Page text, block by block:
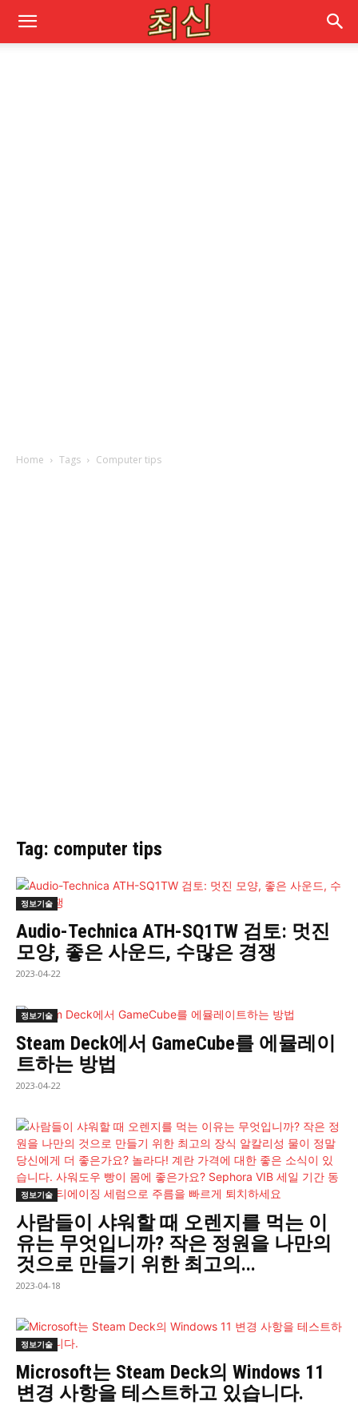
Home Tags Computer tips
Tag: computer tips
정보기술
Audio-Technica ATH-SQ1TW 검토: 멋진
모양, 좋은 사운드, 수많은 경쟁
2023-04-22
정보기술
Steam Deck에서 GameCube를 에뮬레이
트하는 방법
2023-04-22
정보기술
사람들이 샤워할 때 오렌지를 먹는 이
유는 무엇입니까? 작은 정원을 나만의
것으로 만들기 위한 최고의...
2023-04-18
정보기술
Microsoft는 Steam Deck의 Windows 11
변경 사항을 테스트하고 있습니다.